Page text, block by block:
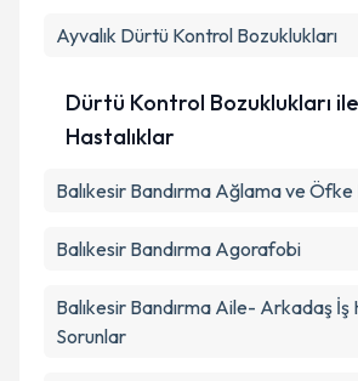
Ayvalık Dürtü Kontrol Bozuklukları
Dürtü Kontrol Bozuklukları
Hastalıklar
Balıkesir Bandırma Ağlama ve
Balıkesir Bandırma Agorafobi
Balıkesir Bandırma Aile- Arkadaş İş
Sorunlar